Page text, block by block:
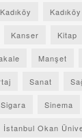
Kadıköy
Kanser Kitap
Manşet
Sanat
Sigara Sinema
İstanbul Okan